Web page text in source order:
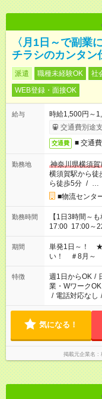
〈月1日～で副業
チラシのカンタン
派遣 職種未経験OK 社
WEB登録・面接OK
給与
時給1,500円～
交通費別途
交通費 ■ 交通
勤務地
神奈川県横須賀
横須賀駅から徒
ら徒歩5分 / …
■物流センタ
勤務時間
【1日3時間～も相談OK!】 ＜シフト
17:00 17:00～22:00
お気軽にご相談
期間
単発1日～！ ★
い！ ＃8月～
特徴 週1日からOK /
業・WワークOK
/ 電話対応なし /
気になる！
掲載元企業名